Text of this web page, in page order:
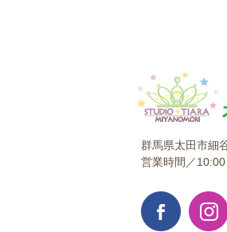
群馬県太田市細
営業時間／